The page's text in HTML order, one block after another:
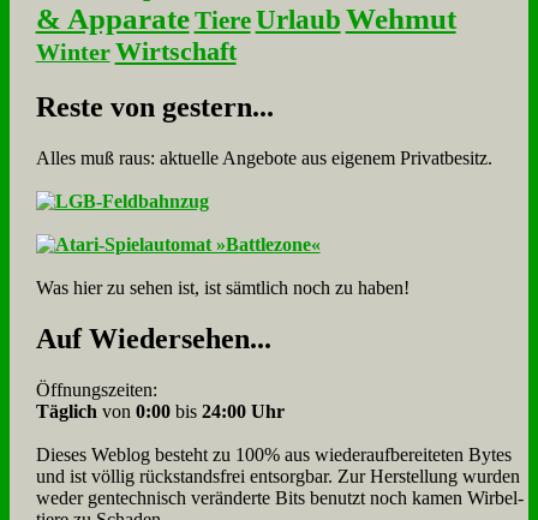
& Apparate Tiere UrlaubWehmut
Winter Wirtschaft
Re­ste von ge­stern...
Alles muß raus: aktuelle An­ge­bo­te aus eigenem Privatbesitz.
Was hier zu sehen ist, ist sämt­lich noch zu haben!
Auf Wie­der­se­hen...
Öffnungszeiten:
Täglich von 0:00bis 24:00 Uhr
Dieses Weblog besteht zu 100% aus wie­der­auf­bereite­ten Bytes
und ist völlig rück­stands­frei ent­sorg­bar. Zur Herstellung wurden
weder gen­tech­nisch veränderte Bits benutzt noch kamen Wir­bel­